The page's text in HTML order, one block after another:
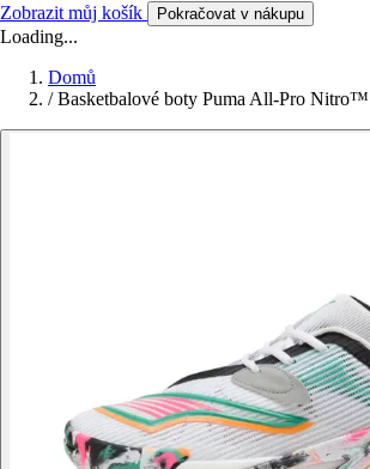
Zobrazit můj košík Pokračovat v nákupu
Loading...
Domů
/ Basketbalové boty Puma All-Pro